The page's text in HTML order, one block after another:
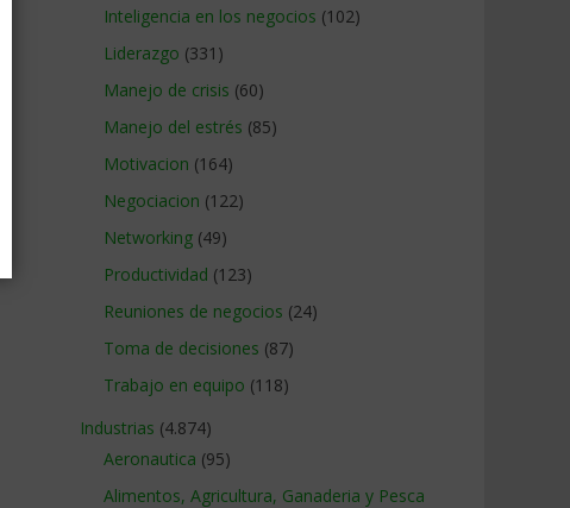
Inteligencia en los negocios (102)
Liderazgo (331)
Manejo de crisis (60)
Manejo del estrés (85)
Motivacion (164)
Negociacion (122)
Networking (49)
Productividad (123)
Reuniones de negocios (24)
Toma de decisiones (87)
Trabajo en equipo (118)
Industrias (4.874)
Aeronautica (95)
Alimentos, Agricultura, Ganaderia y Pesca